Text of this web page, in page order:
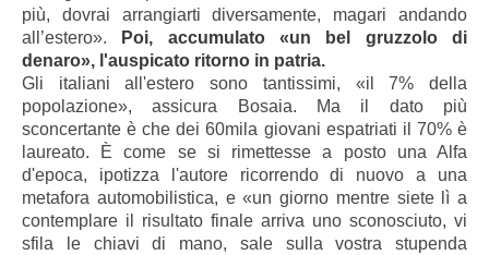
più, dovrai arrangiarti diversamente, magari andando
all’estero». Poi, accumulato «un bel gruzzolo di
denaro», l'auspicato ritorno in patria.
Gli italiani all'estero sono tantissimi, «il 7% della
popolazione», assicura Bosaia. Ma il dato più
sconcertante è che dei 60mila giovani espatriati il 70% è
laureato. È come se si rimettesse a posto una Alfa
d'epoca, ipotizza l'autore ricorrendo di nuovo a una
metafora automobilistica, e «un giorno mentre siete lì a
contemplare il risultato finale arriva uno sconosciuto, vi
sfila le chiavi di mano, sale sulla vostra stupenda